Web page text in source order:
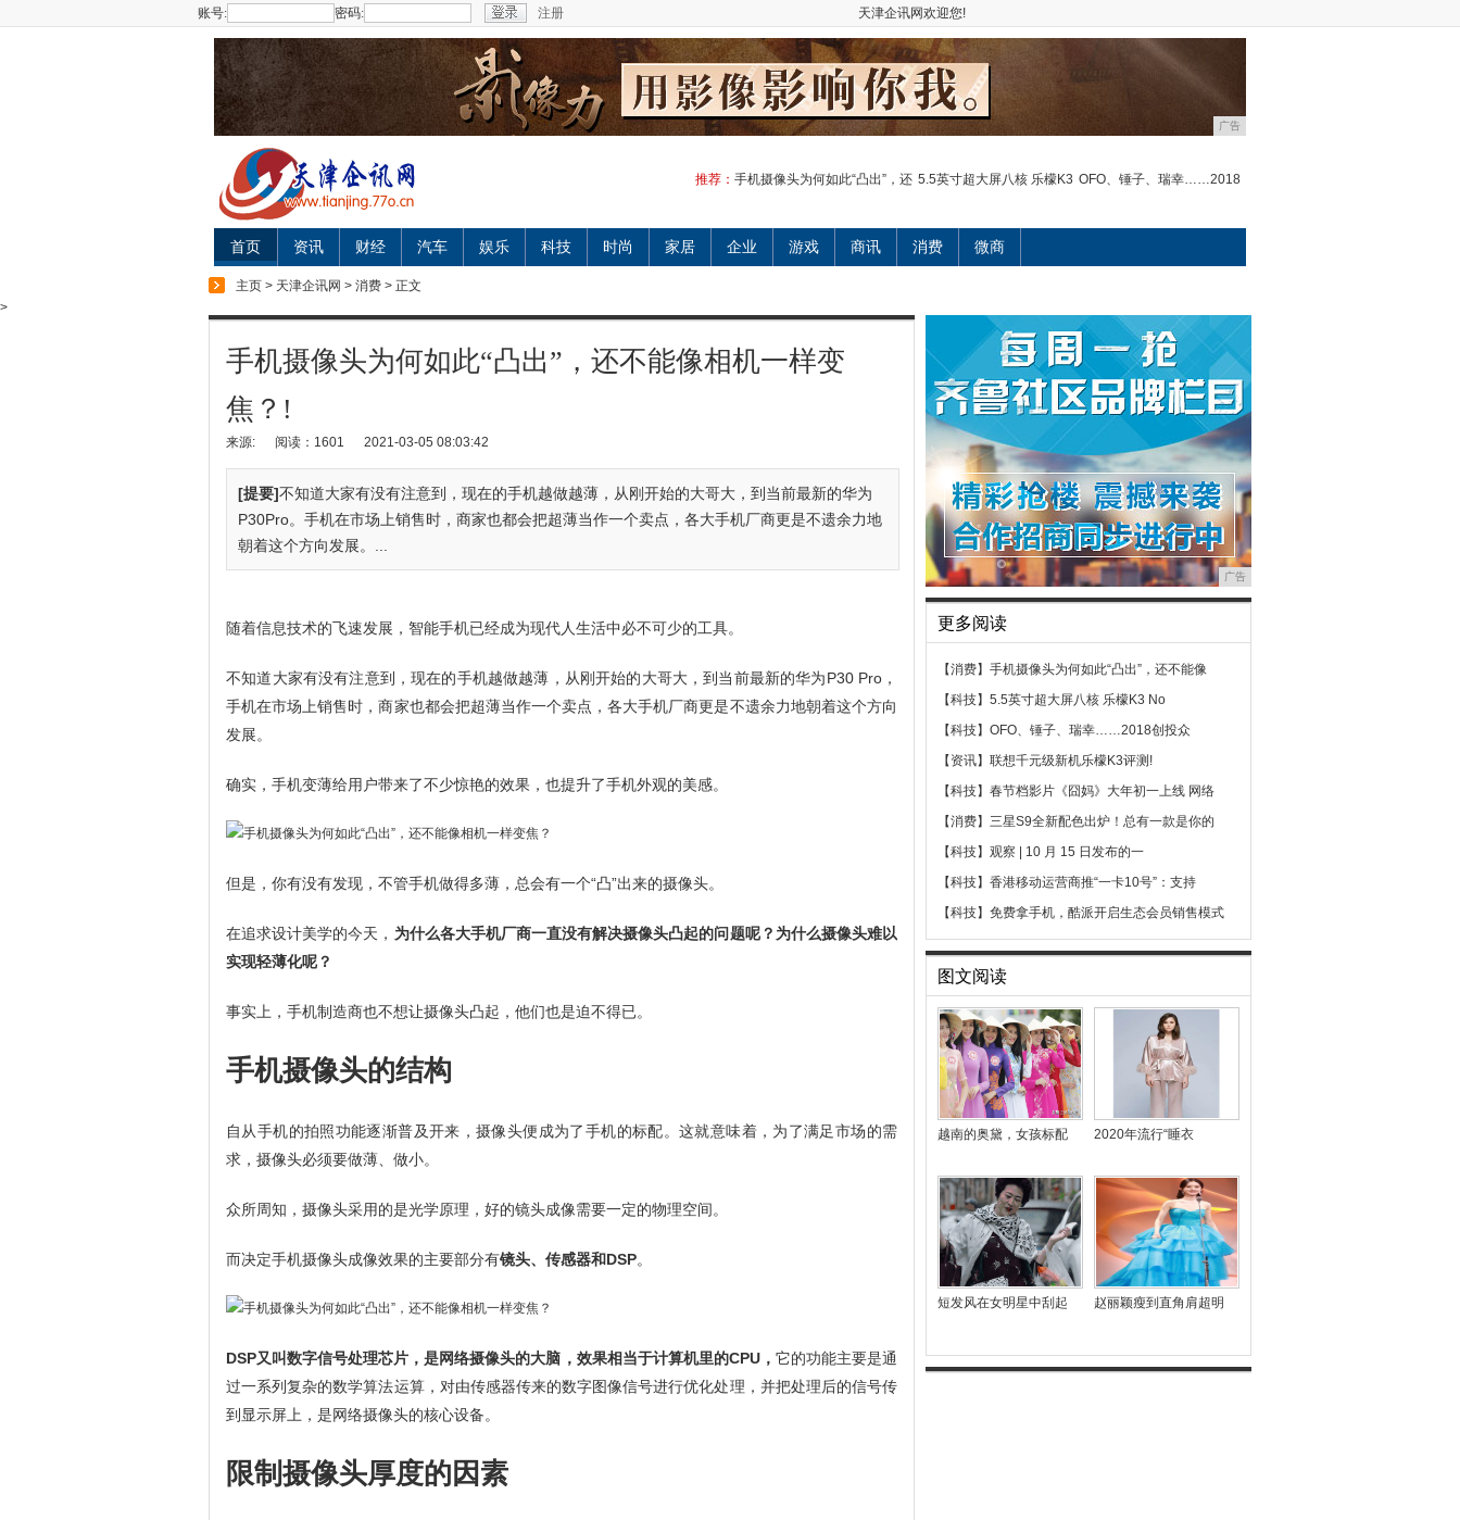
账号: 密码: 注册 天津企讯网欢迎您!
广告
推荐： 手机摄像头为何如此“凸出”，还 5.5英寸超大屏八核 乐檬K3 OFO、锤子、瑞幸……2018
首页 资讯 财经 汽车 娱乐 科技 时尚 家居 企业 游戏 商讯 消费 微商
主页 > 天津企讯网 > 消费 > 正文
>
手机摄像头为何如此“凸出”，还不能像相机一样变
焦？!
来源: 阅读：1601 2021-03-05 08:03:42
[提要]不知道大家有没有注意到，现在的手机越做越薄，从刚开始的大哥大，到当前最新的华为
P30Pro。手机在市场上销售时，商家也都会把超薄当作一个卖点，各大手机厂商更是不遗余力地
朝着这个方向发展。...
随着信息技术的飞速发展，智能手机已经成为现代人生活中必不可少的工具。
不知道大家有没有注意到，现在的手机越做越薄，从刚开始的大哥大，到当前最新的华为P30 Pro，
手机在市场上销售时，商家也都会把超薄当作一个卖点，各大手机厂商更是不遗余力地朝着这个方向
发展。
确实，手机变薄给用户带来了不少惊艳的效果，也提升了手机外观的美感。
但是，你有没有发现，不管手机做得多薄，总会有一个“凸”出来的摄像头。
在追求设计美学的今天， 为什么各大手机厂商一直没有解决摄像头凸起的问题呢？为什么摄像头难以
实现轻薄化呢？
事实上，手机制造商也不想让摄像头凸起，他们也是迫不得已。
手机摄像头的结构
自从手机的拍照功能逐渐普及开来，摄像头便成为了手机的标配。这就意味着，为了满足市场的需
求，摄像头必须要做薄、做小。
众所周知，摄像头采用的是光学原理，好的镜头成像需要一定的物理空间。
而决定手机摄像头成像效果的主要部分有镜头、传感器和DSP。
DSP又叫数字信号处理芯片，是网络摄像头的大脑，效果相当于计算机里的CPU， 它的功能主要是通
过一系列复杂的数学算法运算，对由传感器传来的数字图像信号进行优化处理，并把处理后的信号传
到显示屏上，是网络摄像头的核心设备。
限制摄像头厚度的因素
广告
更多阅读
【消费】 手机摄像头为何如此“凸出”，还不能像
【科技】 5.5英寸超大屏八核 乐檬K3 No
【科技】 OFO、锤子、瑞幸……2018创投众
【资讯】 联想千元级新机乐檬K3评测!
【科技】 春节档影片《囧妈》大年初一上线 网络
【消费】 三星S9全新配色出炉！总有一款是你的
【科技】 观察 | 10 月 15 日发布的一
【科技】 香港移动运营商推“一卡10号”：支持
【科技】 免费拿手机，酷派开启生态会员销售模式
图文阅读
越南的奥黛，女孩标配 2020年流行“睡衣
短发风在女明星中刮起 赵丽颖瘦到直角肩超明